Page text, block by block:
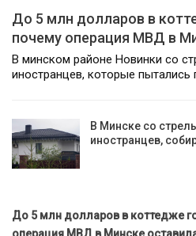
До 5 млн долларов в
почему операция МВД в
В минском районе Новинки со
иностранцев, которые пытались
В Минске со
иностранцев,
До 5 млн долларов в коттедже